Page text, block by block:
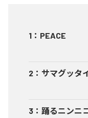
1 ： PEACE
2 ： サマグッタ
3 ： 踊るニンニ